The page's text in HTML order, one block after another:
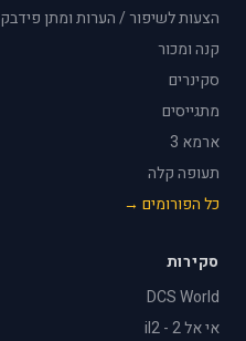
הצעות לשיפור / הערות ומתן פידבק
קנה ומכור
סקינרים
מתגייסים
ארמא 3
תעופה קלה
כל הפורומים →
סקירות
DCS World
אי אל 2 - il2